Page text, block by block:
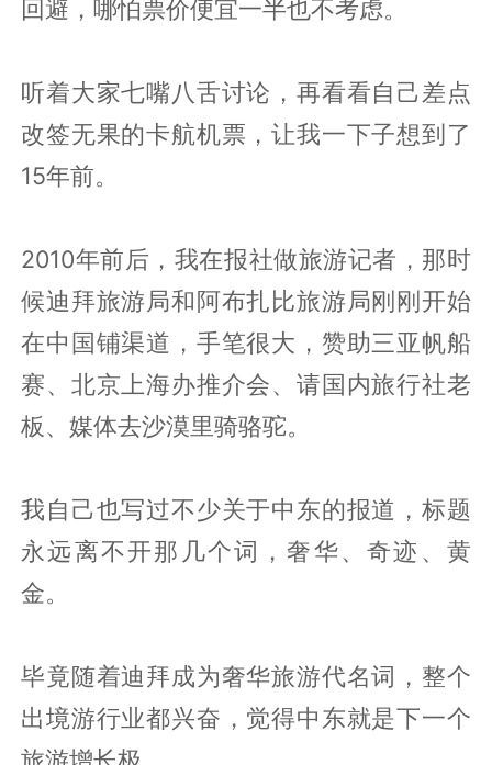
回避，哪怕票价便宜一半也不考虑。
听着大家七嘴八舌讨论，再看看自己差点
改签无果的卡航机票，让我一下子想到了
15年前。
2010年前后，我在报社做旅游记者，那时
候迪拜旅游局和阿布扎比旅游局刚刚开始
在中国铺渠道，手笔很大，赞助三亚帆船
赛、北京上海办推介会、请国内旅行社老
板、媒体去沙漠里骑骆驼。
我自己也写过不少关于中东的报道，标题
永远离不开那几个词，奢华、奇迹、黄
金。
毕竟随着迪拜成为奢华旅游代名词，整个
出境游行业都兴奋，觉得中东就是下一个